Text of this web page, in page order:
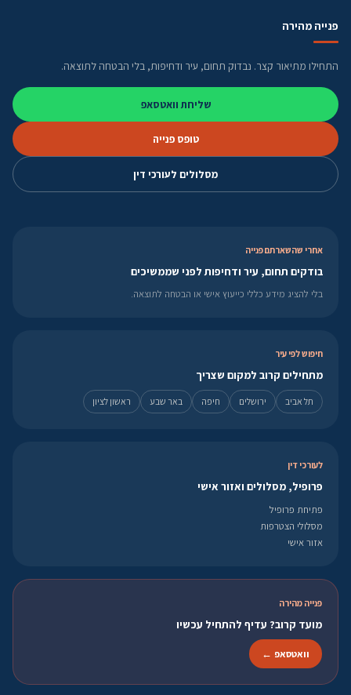
פנייה מהירה
התחילו מתיאור קצר. נבדוק תחום, עיר ודחיפות, בלי הבטחה לתוצאה.
שליחת וואטסאפ
טופס פנייה
מסלולים לעורכי דין
אחרי שהשארתם פנייה
בודקים תחום, עיר ודחיפות לפני שממשיכים
בלי להציג מידע כללי כייעוץ אישי או הבטחה לתוצאה.
חיפוש לפי עיר
מתחילים קרוב למקום שצריך
תל אביב ירושלים חיפה באר שבע ראשון לציון
לעורכי דין
פרופיל, מסלולים ואזור אישי
פתיחת פרופיל
מסלולי הצטרפות
אזור אישי
פנייה מהירה
מועד קרוב? עדיף להתחיל עכשיו
וואטסאפ ←